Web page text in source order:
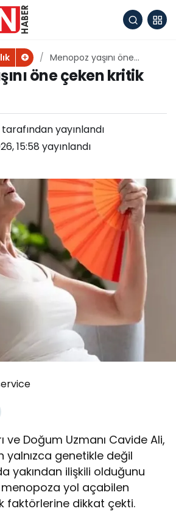
Menopoz yaşını öne
çeken kritik faktörler
öne çeken kritik
tarafından yayınlandı
15:58 yayınlandı
ve Doğum Uzmanı Cavide Ali,
yalnızca genetikle değil
yakından ilişkili olduğunu
yol açabilen
faktörlerine dikkat çekti.
Paylaş